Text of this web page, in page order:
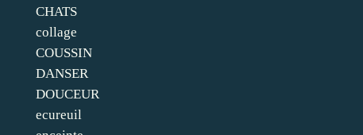
CHATS
collage
COUSSIN
DANSER
DOUCEUR
ecureuil